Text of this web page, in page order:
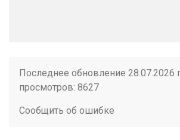
Последнее обновление 28.07.2026
просмотров: 8627
Сообщить об ошибке